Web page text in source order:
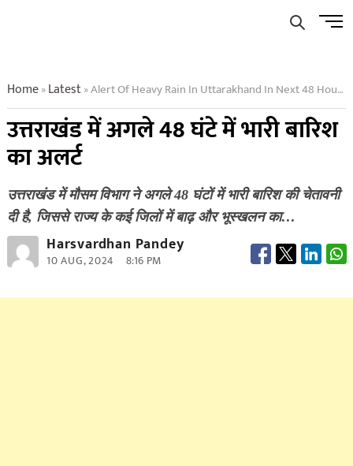
Menu
Home»Latest»Alert Of Heavy Rain In Uttarakhand In Next 48 Hours
उत्तराखंड में अगले 48 घंटे में भारी बारिश
का अलर्ट
उत्तराखंड में मौसम विभाग ने अगले 48 घंटों में भारी बारिश की चेतावनी
दी है, जिससे राज्य के कई जिलों में बाढ़ और भूस्खलन का…
Harsvardhan Pandey
10 AUG, 2024 8:16 PM